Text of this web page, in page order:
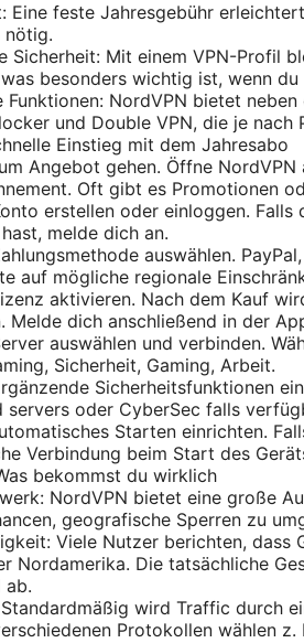
Eine feste Jahresgebühr
nötig.
Sicherheit: Mit einem VPN-Profil
besonders wichtig ist, wenn
Funktionen: NordVPN bietet
und Double VPN, die je nach
Einstieg mit dem Jahresabo
Angebot gehen. Öffne
Oft gibt es Promotionen
erstellen oder einloggen. Falls
melde dich an.
auswählen.
auf mögliche regionale
aktivieren. Nach dem Kauf
Melde dich anschließend in der
auswählen und verbinden.
Sicherheit, Gaming, Arbeit.
Sicherheitsfunktionen
servers oder CyberSec falls
Starten einrichten.
Verbindung beim Start des
bekommst du wirklich
NordVPN bietet eine große
geografische Sperren zu
Viele Nutzer berichten,
Nordamerika. Die tatsächliche
ab.
wird Traffic durch
Protokollen wählen z.